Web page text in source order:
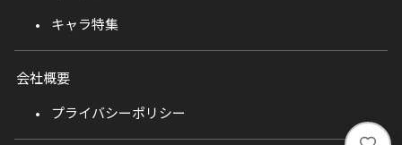
キャラ特集
会社概要
プライバシーポリシー